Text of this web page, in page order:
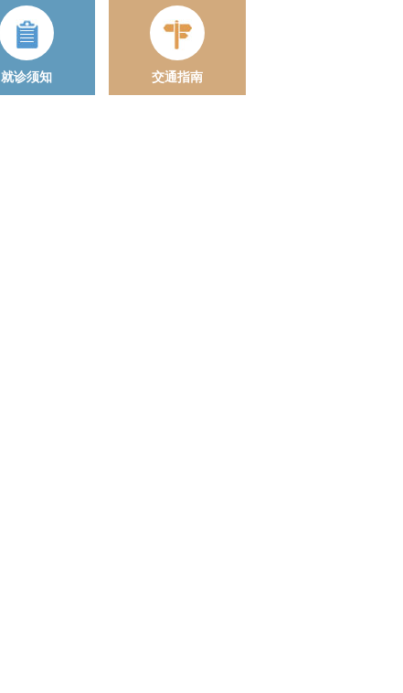
就诊须知 交通指南